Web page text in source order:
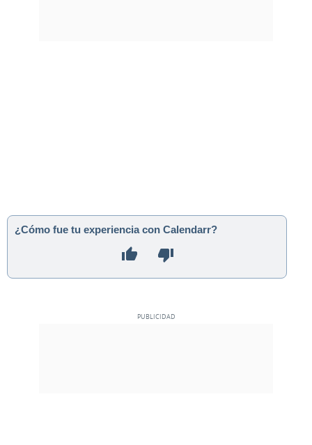
¿Cómo fue tu experiencia con Calendarr?